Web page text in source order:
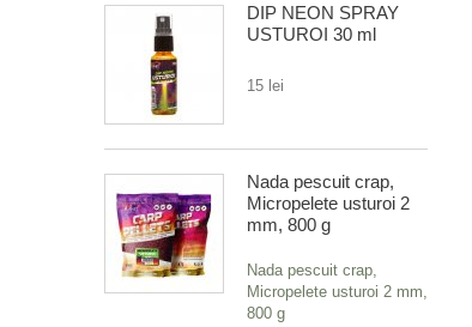
DIP NEON SPRAY
USTUROI 30 ml
15 lei
Nada pescuit crap,
Micropelete usturoi 2
mm, 800 g
Nada pescuit crap,
Micropelete usturoi 2 mm,
800 g